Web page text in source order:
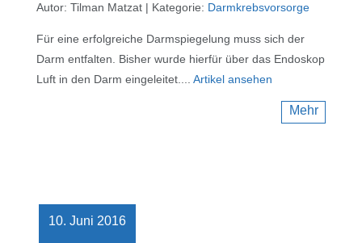
Autor: Tilman Matzat| Kategorie: Darmkrebsvorsorge
Für eine erfolgreiche Darmspiegelung muss sich der
Darm entfalten. Bisher wurde hierfür über das Endoskop
Luft in den Darm eingeleitet.... Artikel ansehen
Mehr
10. Juni 2016